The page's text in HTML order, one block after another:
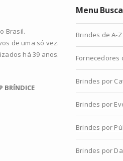
Brasil.
de uma só vez.
há 39 anos.
BRÍNDICE
Menu Busca
Brindes de A-Z
Fornecedores
Brindes por
Brindes por
Brindes por
Brindes por